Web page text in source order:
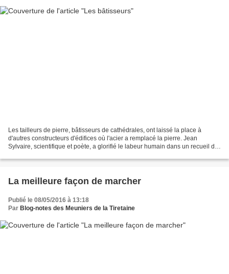
Les tailleurs de pierre, bâtisseurs de cathédrales, ont laissé la place à
d'autres constructeurs d'édifices où l'acier a remplacé la pierre. Jean
Sylvaire, scientifique et poète, a glorifié le labeur humain dans un recueil de
La meilleure façon de marcher
Publié le 08/05/2016 à 13:18
Par Blog-notes des Meuniers de la Tiretaine